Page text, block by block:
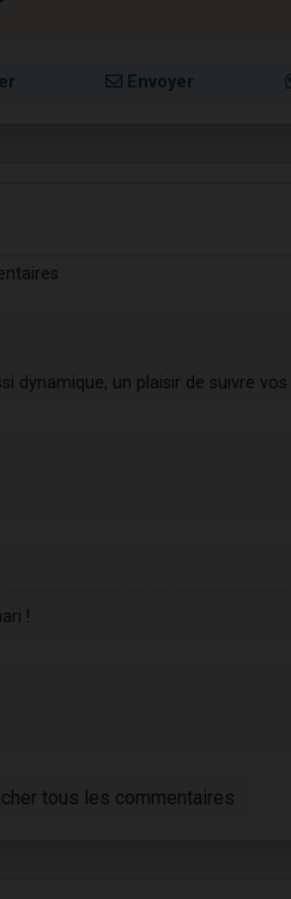
Envoyer
dynamique, un plaisir de suivre
!
tous les commentaires